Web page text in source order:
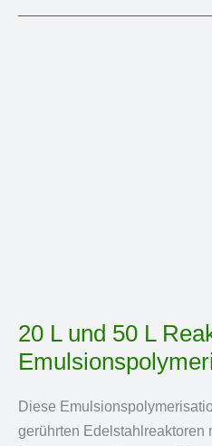
20 L und 50 L
Diese
gerührten Edelstahlreaktoren